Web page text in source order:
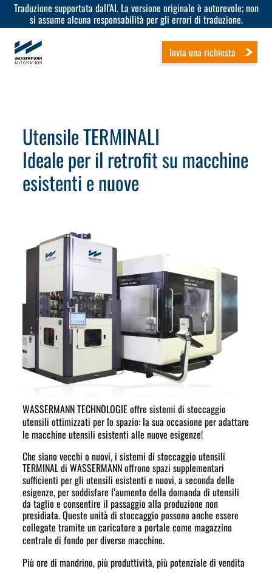
Traduzione supportata dall'AI. La versione originale è autorevole; non
si assume alcuna responsabilità per gli errori di traduzione.
Invia una richiesta
Utensile TERMINALI
Ideale per il retrofit su macchine
esistenti e nuove
WASSERMANN TECHNOLOGIE offre sistemi di stoccaggio
utensili ottimizzati per lo spazio: la sua occasione per adattare
le macchine utensili esistenti alle nuove esigenze!
Che siano vecchi o nuovi, i sistemi di stoccaggio utensili
TERMINAL di WASSERMANN offrono spazi supplementari
sufficienti per gli utensiliesistenti e nuovi, a seconda delle
esigenze, per soddisfare l’aumento della domanda di utensili
da taglio e consentire il passaggio alla produzione non
presidiata. Queste unità di stoccaggio possono anche essere
collegate tramite un caricatore a portale comemagazzino
centrale di fondo per diverse macchine.
Più ore di mandrino, più produttività, più potenziale di vendita